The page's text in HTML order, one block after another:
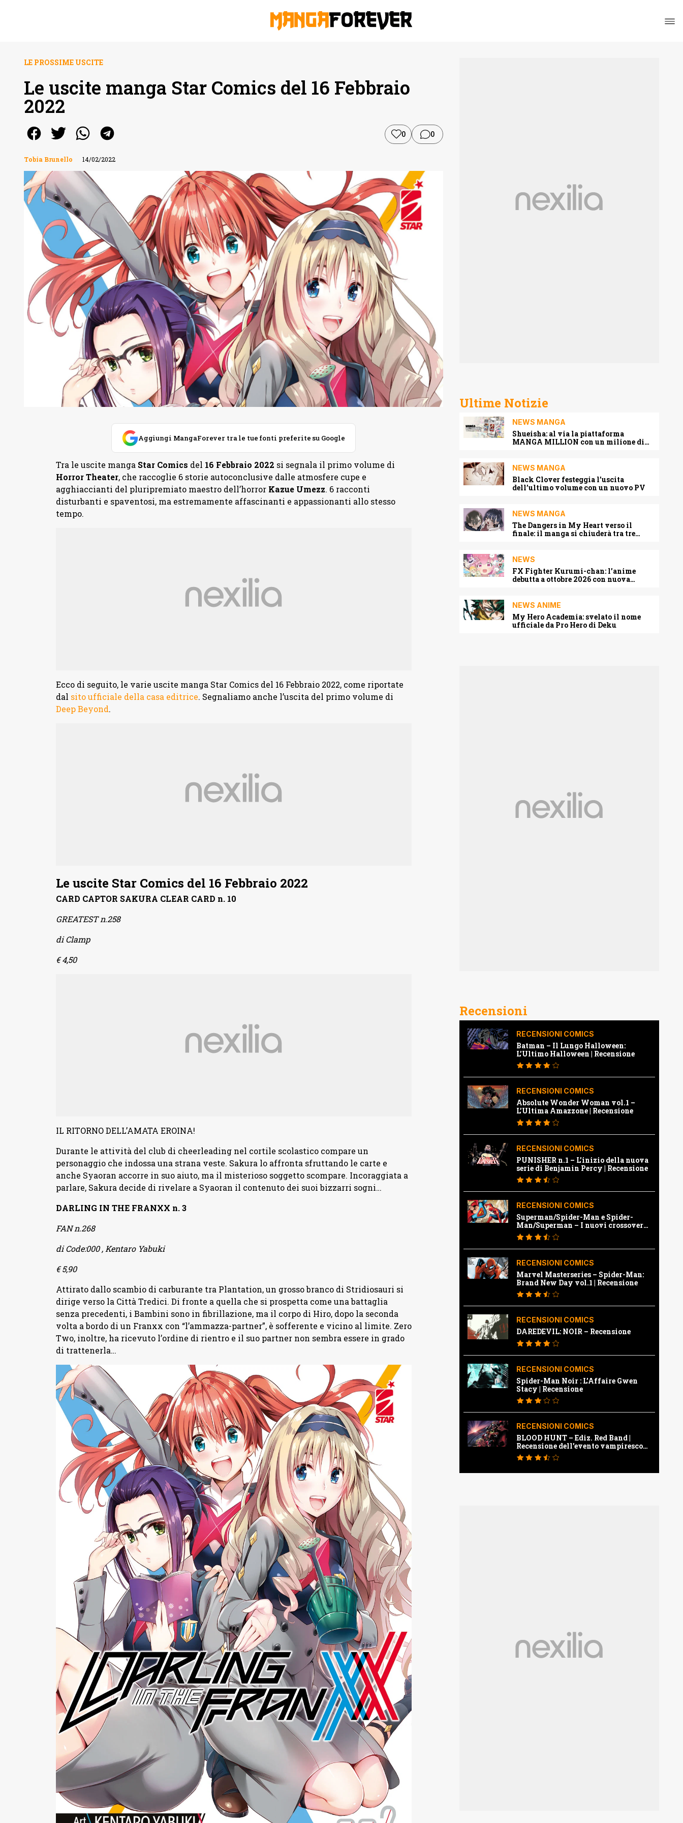
LE PROSSIME USCITE
Le uscite manga Star Comics del 16 Febbraio
2022
0 0
Tobia Brunello 14/02/2022
Aggiungi MangaForever tra le tue fonti preferite su Google
Tra le uscite manga Star Comics del 16 Febbraio 2022 si segnala il primo volume di
Horror Theater, che raccoglie 6 storie autoconclusive dalle atmosfere cupe e
agghiaccianti del pluripremiato maestro dell’horror Kazue Umezz. 6 racconti
disturbanti e spaventosi, ma estremamente affascinanti e appassionanti allo stesso
tempo.
Ecco di seguito, le varie uscite manga Star Comics del 16 Febbraio 2022, come riportate
dal sito ufficiale della casa editrice. Segnaliamo anche l’uscita del primo volume di
Deep Beyond.
Le uscite Star Comics del 16 Febbraio 2022
CARD CAPTOR SAKURA CLEAR CARD n. 10
GREATEST n.258
di Clamp
€ 4,50
IL RITORNO DELL’AMATA EROINA!
Durante le attività del club di cheerleading nel cortile scolastico compare un
personaggio che indossa una strana veste. Sakura lo affronta sfruttando le carte e
anche Syaoran accorre in suo aiuto, ma il misterioso soggetto scompare. Incoraggiata a
parlare, Sakura decide di rivelare a Syaoran il contenuto dei suoi bizzarri sogni…
DARLING IN THE FRANXX n. 3
FAN n.268
di Code:000 , Kentaro Yabuki
€ 5,90
Attirato dallo scambio di carburante tra Plantation, un grosso branco di Stridiosauri si
dirige verso la Città Tredici. Di fronte a quella che si prospetta come una battaglia
senza precedenti, i Bambini sono in fibrillazione, ma il corpo di Hiro, dopo la seconda
volta a bordo di un Franxx con “l’ammazza-partner”, è sofferente e vicino al limite. Zero
Two, inoltre, ha ricevuto l’ordine di rientro e il suo partner non sembra essere in grado
di trattenerla…
Ultime Notizie
NEWS MANGA
Shueisha: al via la piattaforma
MANGA MILLION con un milione di
NEWS MANGA
Black Clover festeggia l’uscita
dell’ultimo volume con un nuovo PV
NEWS MANGA
The Dangers in My Heart verso il
finale: il manga si chiuderà tra tre
NEWS
FX Fighter Kurumi-chan: l’anime
debutta a ottobre 2026 con nuova
NEWS ANIME
My Hero Academia: svelato il nome
ufficiale da Pro Hero di Deku
Recensioni
RECENSIONI COMICS
Batman – Il Lungo Halloween:
L’Ultimo Halloween | Recensione
RECENSIONI COMICS
Absolute Wonder Woman vol.1 –
L’Ultima Amazzone | Recensione
RECENSIONI COMICS
PUNISHER n.1 – L’inizio della nuova
serie di Benjamin Percy | Recensione
RECENSIONI COMICS
Superman/Spider-Man e Spider-
Man/Superman – I nuovi crossover
Marvel e Dc | Recensione
RECENSIONI COMICS
Marvel Masterseries – Spider-Man:
Brand New Day vol.1 | Recensione
RECENSIONI COMICS
DAREDEVIL: NOIR – Recensione
RECENSIONI COMICS
Spider-Man Noir : L’Affaire Gwen
Stacy | Recensione
RECENSIONI COMICS
BLOOD HUNT – Ediz. Red Band |
Recensione dell’evento vampiresco
della Marvel